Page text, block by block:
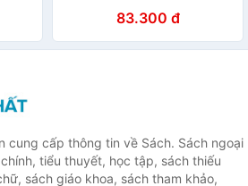
83.300 đ
cung cấp thông tin về Sách. Sách ngoại
tiểu thuyết, học tập, sách thiếu
sách giáo khoa, sách tham khảo,